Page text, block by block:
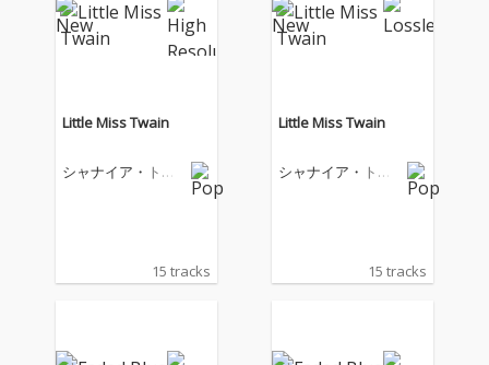
Little Miss Twain
シャナイア・トゥ
15 tracks
Little Miss Twain
シャナイア・トゥ
15 tracks